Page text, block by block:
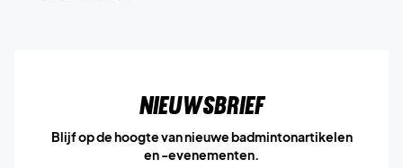
Nieuwsbrief
Blijf op de hoogte van nieuwe badmintonartikelen
en -evenementen.